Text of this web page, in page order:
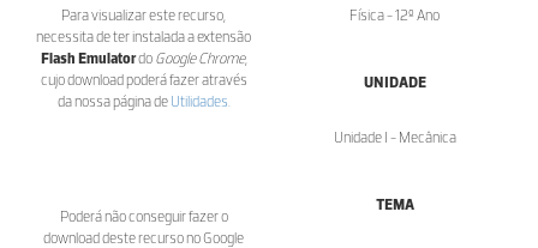
Para visualizar este recurso,
necessita de ter instalada a extensão
Flash Emulatordo Google Chrome,
cujo download poderá fazer através
da nossa página de Utilidades
Poderá não conseguir fazer o
download deste recurso no Google
Física - 12º Ano
UNIDADE
Unidade I - Mecânica
TEMA